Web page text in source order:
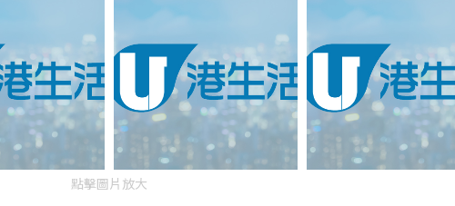
點擊圖片放大